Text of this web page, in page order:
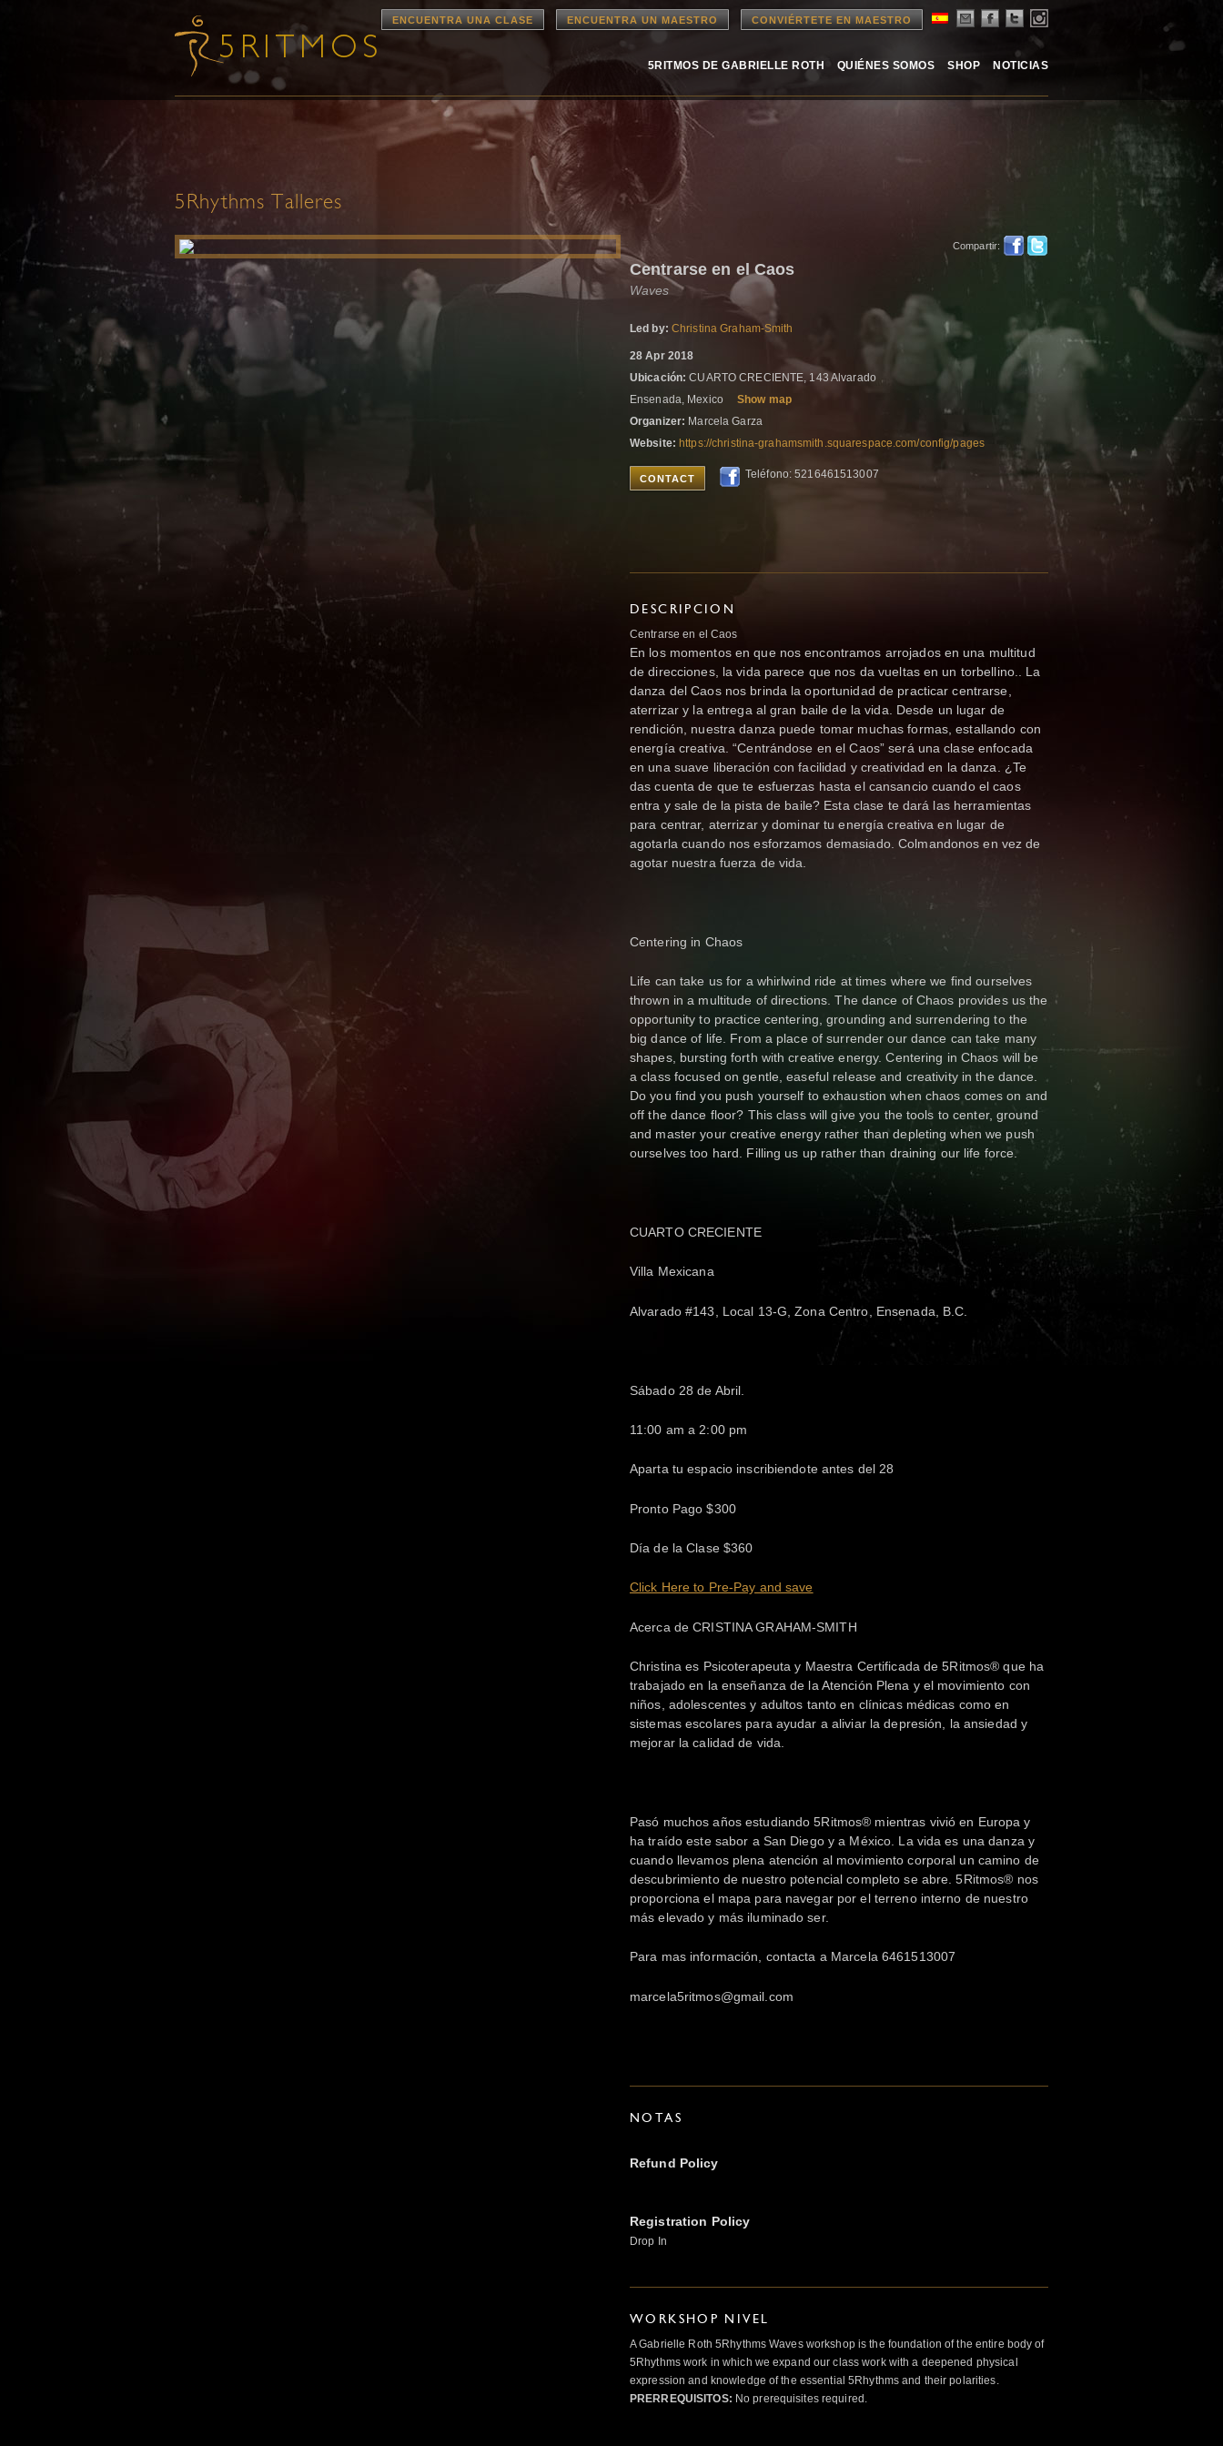
ENCUENTRA UNA CLASE ENCUENTRA UN MAESTRO CONVIÉRTETE EN MAESTRO
5RITMOS DE GABRIELLE ROTH QUIÉNES SOMOS SHOP NOTICIAS
5Rhythms Talleres
Compartir:
Centrarse en el Caos
Waves
Led by: Christina Graham-Smith
28 Apr 2018
Ubicación: CUARTO CRECIENTE, 143 Alvarado
Ensenada, Mexico
Show map
Organizer: Marcela Garza
Website: https://christina-grahamsmith.squarespace.com/config/pages
CONTACT Teléfono: 5216461513007
DESCRIPCION
Centrarse en el Caos
En los momentos en que nos encontramos arrojados en una multitud
de direcciones, la vida parece que nos da vueltas en un torbellino.. La
danza del Caos nos brinda la oportunidad de practicar centrarse,
aterrizar y la entrega al gran baile de la vida. Desde un lugar de
rendición, nuestra danza puede tomar muchas formas, estallando con
energía creativa. “Centrándose en el Caos” será una clase enfocada
en una suave liberación con facilidad y creatividad en la danza. ¿Te
das cuenta de que te esfuerzas hasta el cansancio cuando el caos
entra y sale de la pista de baile? Esta clase te dará las herramientas
para centrar, aterrizar y dominar tu energía creativa en lugar de
agotarla cuando nos esforzamos demasiado. Colmandonos en vez de
agotar nuestra fuerza de vida.
Centering in Chaos
Life can take us for a whirlwind ride at times where we find ourselves
thrown in a multitude of directions. The dance of Chaos provides us the
opportunity to practice centering, grounding and surrendering to the
big dance of life. From a place of surrender our dance can take many
shapes, bursting forth with creative energy. Centering in Chaos will be
a class focused on gentle, easeful release and creativity in the dance.
Do you find you push yourself to exhaustion when chaos comes on and
off the dance floor? This class will give you the tools to center, ground
and master your creative energy rather than depleting when we push
ourselves too hard. Filling us up rather than draining our life force.
CUARTO CRECIENTE
Villa Mexicana
Alvarado #143, Local 13-G, Zona Centro, Ensenada, B.C.
Sábado 28 de Abril.
11:00 am a 2:00 pm
Aparta tu espacio inscribiendote antes del 28
Pronto Pago $300
Día de la Clase $360
Click Here to Pre-Pay and save
Acerca de CRISTINA GRAHAM-SMITH
Christina es Psicoterapeuta y Maestra Certificada de 5Ritmos® que ha
trabajado en la enseñanza de la Atención Plena y el movimiento con
niños, adolescentes y adultos tanto en clínicas médicas como en
sistemas escolares para ayudar a aliviar la depresión, la ansiedad y
mejorar la calidad de vida.
Pasó muchos años estudiando 5Ritmos® mientras vivió en Europa y
ha traído este sabor a San Diego y a México. La vida es una danza y
cuando llevamos plena atención al movimiento corporal un camino de
descubrimiento de nuestro potencial completo se abre. 5Ritmos® nos
proporciona el mapa para navegar por el terreno interno de nuestro
más elevado y más iluminado ser.
Para mas información, contacta a Marcela 6461513007
marcela5ritmos@gmail.com
NOTAS
Refund Policy
Registration Policy
Drop In
WORKSHOP NIVEL
A Gabrielle Roth 5Rhythms Waves workshop is the foundation of the entire body of
5Rhythms work in which we expand our class work with a deepened physical
expression and knowledge of the essential 5Rhythms and their polarities.
PRERREQUISITOS: No prerequisites required.